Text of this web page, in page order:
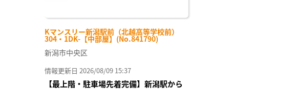
Kマンスリー新潟駅前（北越高等学校前）
304・1DK-【中部屋】(No.841790)
新潟市中央区
情報更新日 2026/08/09 15:37
【最上階・駐車場先着完備】新潟駅から